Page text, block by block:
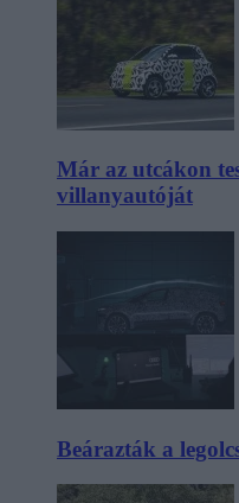
Már az utcákon
villanyautóját
Beárazták a